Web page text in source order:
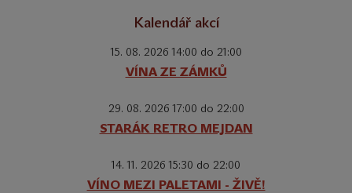
Kalendář akcí
15. 08. 2026 14:00 do 21:00
VÍNA ZE ZÁMKŮ
29. 08. 2026 17:00 do 22:00
STARÁK RETRO MEJDAN
14. 11. 2026 15:30 do 22:00
VÍNO MEZI PALETAMI - ŽIVĚ!